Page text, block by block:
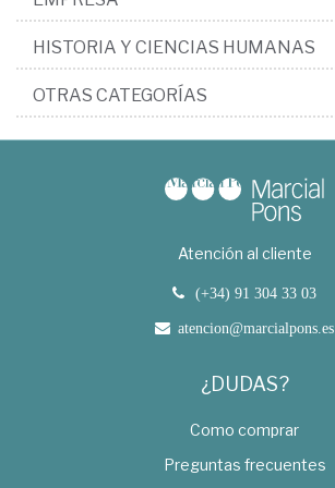
HISTORIA Y CIENCIAS HUMANAS
OTRAS CATEGORÍAS
Atención al cliente
(+34) 91 304 33 03
atencion@marcialpons.es
¿DUDAS?
Como comprar
Preguntas frecuentes